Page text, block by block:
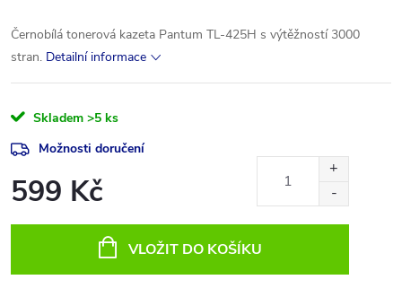
Černobílá tonerová kazeta Pantum TL-425H s výtěžností 3000
stran. Detailní informace
Skladem >5 ks
Možnosti doručení
599 Kč
VLOŽIT DO KOŠÍKU